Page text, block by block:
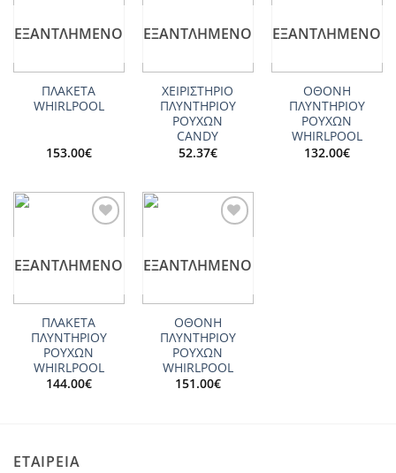
ΕΞΑΝΤΛΗΜΈΝΟ
ΠΛΑΚΕΤΑ
WHIRLPOOL
153.00€
ΕΞΑΝΤΛΗΜΈΝΟ
ΧΕΙΡΙΣΤΗΡΙΟ
ΠΛΥΝΤΗΡΙΟΥ
ΡΟΥΧΩΝ
CANDY
52.37€
ΕΞΑΝΤΛΗΜΈΝΟ
ΟΘΟΝΗ
ΠΛΥΝΤΗΡΙΟΥ
ΡΟΥΧΩΝ
WHIRLPOOL
132.00€
ΕΞΑΝΤΛΗΜΈΝΟ
ΠΛΑΚΕΤΑ
ΠΛΥΝΤΗΡΙΟΥ
ΡΟΥΧΩΝ
WHIRLPOOL
144.00€
ΕΞΑΝΤΛΗΜΈΝΟ
ΟΘΟΝΗ
ΠΛΥΝΤΗΡΙΟΥ
ΡΟΥΧΩΝ
WHIRLPOOL
151.00€
ΕΤΑΙΡΕΙΑ